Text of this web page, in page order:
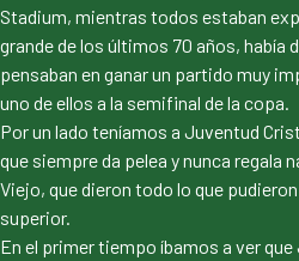
Stadium, mientras todos estaban
grande de los últimos 70 años, había
pensaban en ganar un partido muy
uno de ellos a la semifinal de la copa.
Por un lado teníamos a Juventud
que siempre da pelea y nunca regala
Viejo, que dieron todo lo que
superior.
En el primer tiempo íbamos a ver